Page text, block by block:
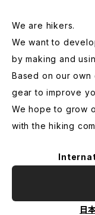
We are hikers.
We want to
by making and
Based on our
gear to improve
We hope to grow
with the hiking
日